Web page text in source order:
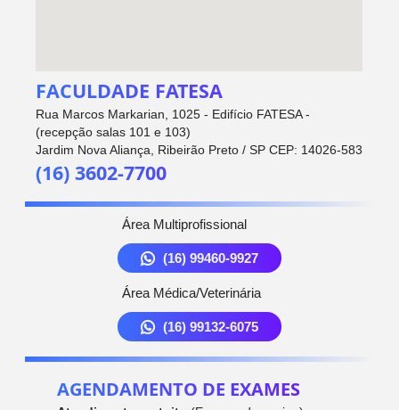
FACULDADE FATESA
Rua Marcos Markarian, 1025 - Edifício FATESA -
(recepção salas 101 e 103)
Jardim Nova Aliança, Ribeirão Preto / SP CEP: 14026-583
(16) 3602-7700
Área Multiprofissional
(16) 99460-9927
Área Médica/Veterinária
(16) 99132-6075
AGENDAMENTO DE EXAMES